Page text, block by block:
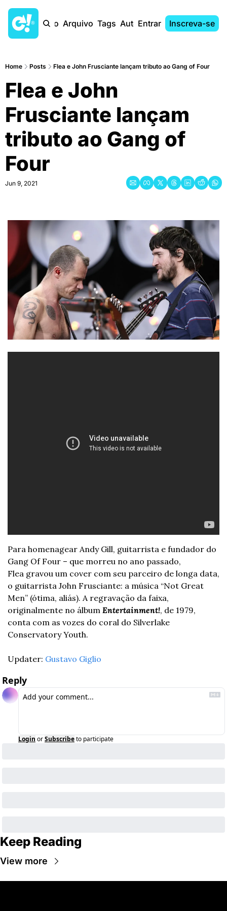
Início Arquivo Tags AutoresEntrar Inscreva-se
Home Posts Flea e John Frusciante lançam tributo ao Gang of Four
Flea e John
Frusciante lançam
tributo ao Gang of
Four
Jun 9, 2021
Para homenagear Andy Gill, guitarrista e fundador do
Gang Of Four – que morreu no ano passado,
Flea gravou um cover com seu parceiro de longa data,
o guitarrista John Frusciante: a música “Not Great
Men” (ótima, aliás). A regravação da faixa,
originalmente no álbum Entertainment!, de 1979,
conta com as vozes do coral do Silverlake
Conservatory Youth.
Updater: Gustavo Giglio
Reply
Login orSubscribeto participate
Keep Reading
View more